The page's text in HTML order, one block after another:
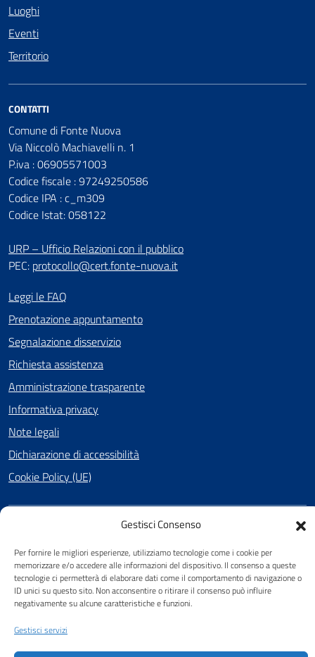
Gestisci Consenso
Per fornire le migliori esperienze, utilizziamo tecnologie come i cookie per
memorizzare e/o accedere alle informazioni del dispositivo. Il consenso a queste
tecnologie ci permetterà di elaborare dati come il comportamento di navigazione o
ID unici su questo sito. Non acconsentire o ritirare il consenso può influire
negativamente su alcune caratteristiche e funzioni.
Gestisci servizi
Luoghi
Eventi
Territorio
CONTATTI
Comune di Fonte Nuova
Via Niccolò Machiavelli n. 1
P.iva : 06905571003
Codice fiscale : 97249250586
Codice IPA : c_m309
Codice Istat: 058122
URP – Ufficio Relazioni con il pubblico
PEC: protocollo@cert.fonte-nuova.it
Leggi le FAQ
Prenotazione appuntamento
Segnalazione disservizio
Richiesta assistenza
Amministrazione trasparente
Informativa privacy
Note legali
Dichiarazione di accessibilità
Cookie Policy (UE)
Facebook
Attuazione Misure PNRR
Piano di miglioramento del sito